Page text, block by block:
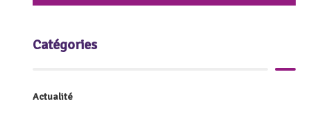
Catégories
Actualité